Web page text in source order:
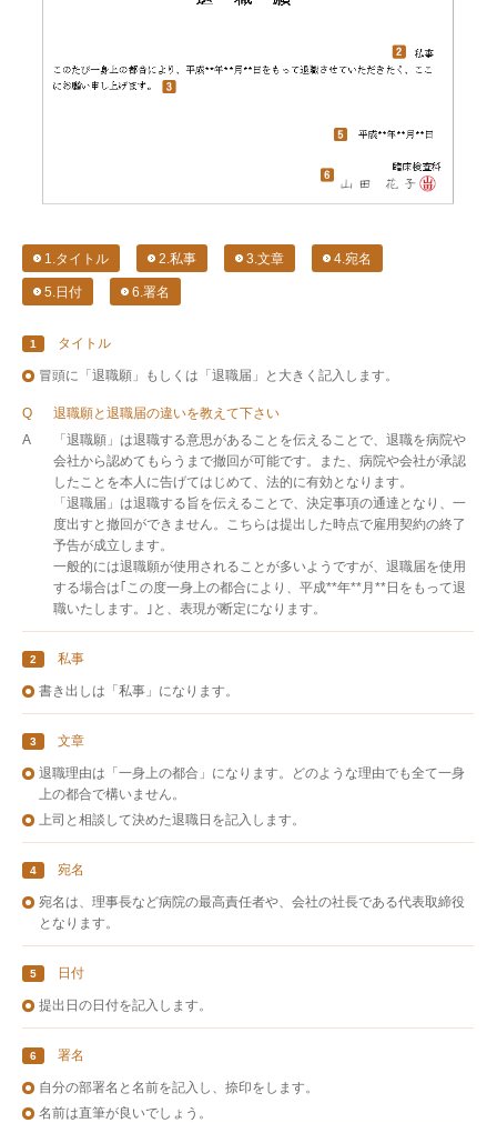
1.タイトル 2.私事 3.文章 4.宛名
5.日付 6.署名
1 タイトル
冒頭に「退職願」もしくは「退職届」と大きく記入します。
Q
退職願と退職届の違いを教えて下さい
A
「退職願」は退職する意思があることを伝えることで、退職を病院や
会社から認めてもらうまで撤回が可能です。また、病院や会社が承認
したことを本人に告げてはじめて、法的に有効となります。
「退職届」は退職する旨を伝えることで、決定事項の通達となり、一
度出すと撤回ができません。こちらは提出した時点で雇用契約の終了
予告が成立します。
一般的には退職願が使用されることが多いようですが、退職届を使用
する場合は｢この度一身上の都合により、平成**年**月**日をもって退
職いたします。｣と、表現が断定になります。
2 私事
書き出しは「私事」になります。
3 文章
退職理由は「一身上の都合」になります。どのような理由でも全て一身
上の都合で構いません。
上司と相談して決めた退職日を記入します。
4 宛名
宛名は、理事長など病院の最高責任者や、会社の社長である代表取締役
となります。
5 日付
提出日の日付を記入します。
6 署名
自分の部署名と名前を記入し、捺印をします。
名前は直筆が良いでしょう。